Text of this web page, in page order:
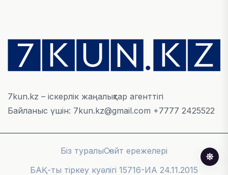
Алматы қалалық МКД мүлікті сатудан
алынатын салық туралы сұрақтарға жауап
берді
«Бәйтерек» холдингінің инвестициялық және
7kun.kz – іскерлік жаңалықтар агенттігі
Байланыс үшін: 7kun.kz@gmail.com +7777 2425522
Біз туралыСайт ережелері
БАҚ-ты тіркеу куәлігі 15716-ИА 24.11.2015